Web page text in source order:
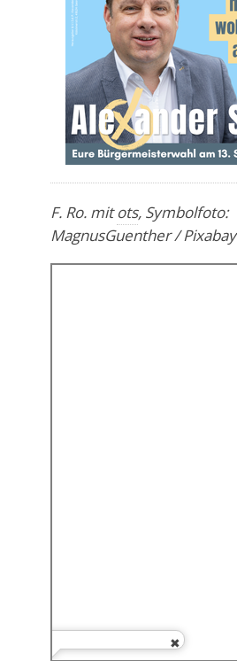
F. Ro. mitots, Symbolfoto:
MagnusGuenther / Pixabay